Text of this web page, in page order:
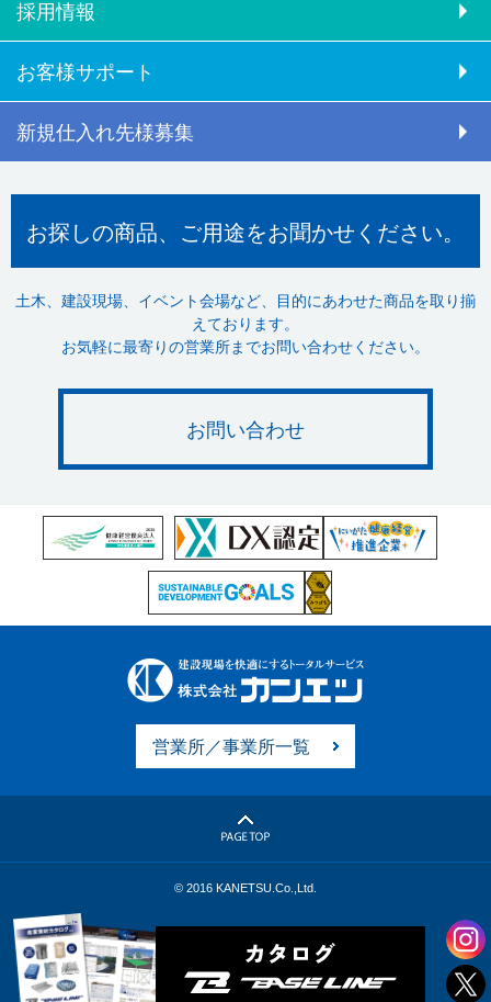
採用情報
お客様サポート
新規仕入れ先様募集
お探しの商品、ご用途をお聞かせください。
土木、建設現場、イベント会場など、目的にあわせた商品を取り揃
えております。
お気軽に最寄りの営業所までお問い合わせください。
お問い合わせ
営業所／事業所一覧
© 2016 KANETSU.Co.,Ltd.